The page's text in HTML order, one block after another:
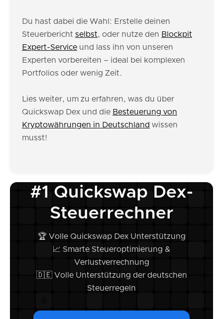
Du hast dabei die Wahl: Erstelle deinen
Steuerbericht selbst, oder nutze den Blockpit
Expert-Service und lass ihn von unseren
Experten vorbereiten – ideal bei komplexen
Portfolios oder wenig Zeit.
Lies weiter, um zu erfahren, was du über
Quickswap Dex und die Besteuerung von
Kryptowährungen in Deutschland wissen
musst!
#1 Quickswap Dex-
Steuerrechner
🏆 Volle Quickswap Dex Unterstützung
📈 Smarte Steueroptimierung &
Verlustverrechnung
🇩🇪 Volle Unterstützung der deutschen
Steuerregeln